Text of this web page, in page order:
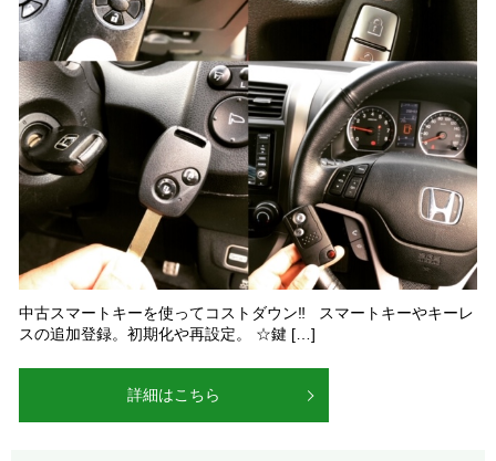
中古スマートキーを使ってコストダウン‼ スマートキーやキーレ
スの追加登録。初期化や再設定。 ☆鍵 […]
詳細はこちら